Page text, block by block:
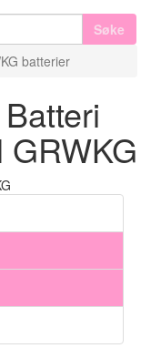
Søke
batterier